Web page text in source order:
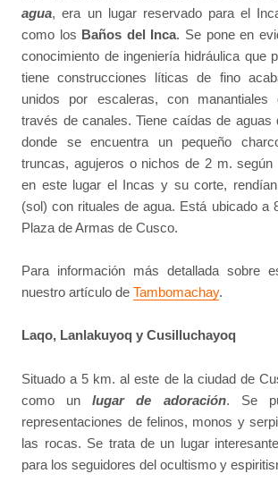
agua, era un lugar reservado para el
como los Baños del Inca. Se pone en
conocimiento de ingeniería hidráulica que
tiene construcciones líticas de fino
unidos por escaleras, con
través de canales. Tiene caídas de aguas
donde se encuentra un pequeño
truncas, agujeros o nichos de 2 m. según
en este lugar el Incas y su corte,
(sol) con rituales de agua. Está ubicado a
Plaza de Armas de Cusco.
Para información más detallada sobre
nuestro artículo deTambomachay.
Laqo, Lanlakuyoq y Cusilluchayoq
Situado a 5 km. al este de la ciudad de
como unlugar de adoración. Se
representaciones de felinos, monos y
las rocas. Se trata de un lugar
para los seguidores del ocultismo y